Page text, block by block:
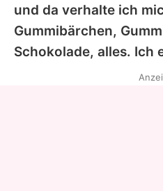
Utiq
und da verhalte ich
Gummibärchen,
Schokolade, alles. Ich